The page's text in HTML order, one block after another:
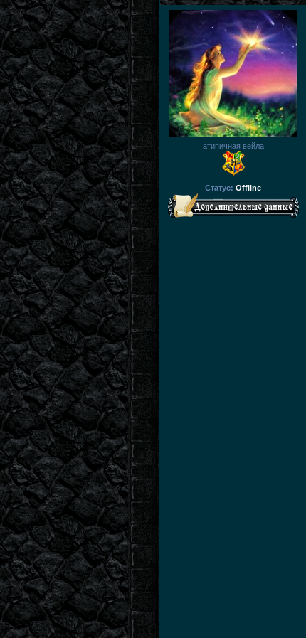
атипичная вейла
Статус: Offline